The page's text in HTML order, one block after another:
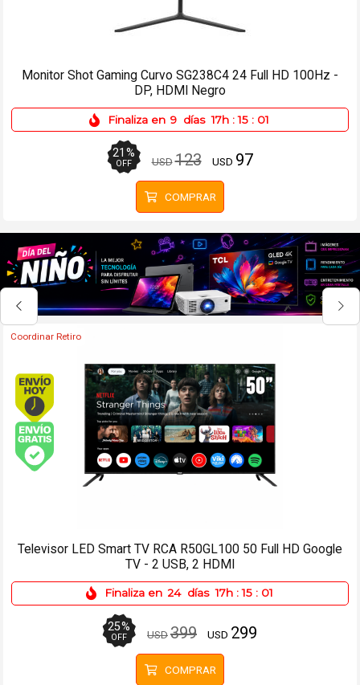
Patineta Eléctrica Hoverboard Bluetooth Azul Nebulosa
Finaliza en 9 días 17h : 15 : 01
29%
OFF USD199 USD141
COMPRAR
Coordinar Retiro
Envío hoy. Comprando antes de 13Hs.
Envío gratis (Ver Envíos y Pagos)
Televisor QLED Smart TV TCL 85P7L 85 4K UHD Google TV
9%
OFF USD1849 USD1679
COMPRAR